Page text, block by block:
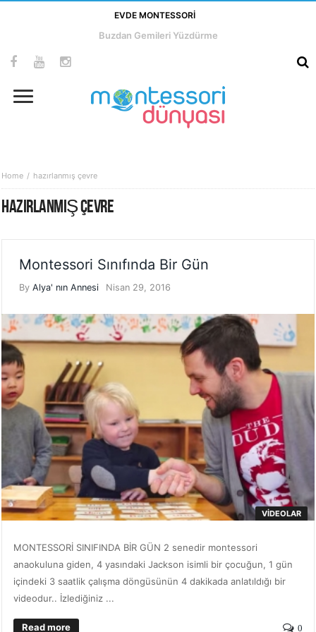
EVDE MONTESSORI
Buzdan Gemileri Yüzdürme
Home hazırlanmış çevre
HAZIRLANMIŞ ÇEVRE
Montessori Sınıfında Bir Gün
ByAlya' nın Annesi Nisan 29, 2016
VIDEOLAR
MONTESSORİ SINIFINDA BİR GÜN 2 senedir montessori
anaokuluna giden, 4 yasındaki Jackson isimli bir çocuğun, 1 gün
içindeki 3 saatlik çalışma döngüsünün 4 dakikada anlatıldığı bir
videodur.. İzlediğiniz ...
Read more 0